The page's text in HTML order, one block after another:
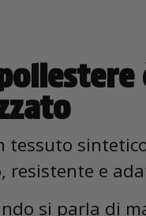
tessuto
resistente e
si parla di